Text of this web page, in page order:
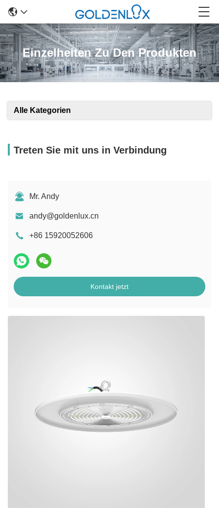
Einzelheiten Zu Den Produkten
Alle Kategorien
Treten Sie mit uns in Verbindung
Mr. Andy
andy@goldenlux.cn
+86 15920052606
Kontakt jetzt